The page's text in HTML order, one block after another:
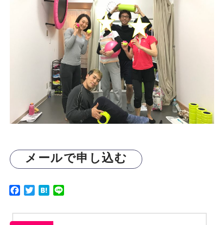
メールで申し込む
FacebookTwitterHatena